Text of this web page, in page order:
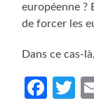
européenne ?
de forcer les
Dans ce cas-